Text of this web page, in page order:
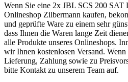
Wenn Sie eine 2x JBL SCS 200 SAT
Onlineshop Zilbermann kaufen,
und geprüfte Ware zu einem sehr
dass Ihnen die Waren lange Zeit
alle Produkte unseres Onlineshops.
wir Ihnen kostenlosen Versand.
Lieferung, Zahlung sowie zu
bitte Kontakt zu unserem Team auf.